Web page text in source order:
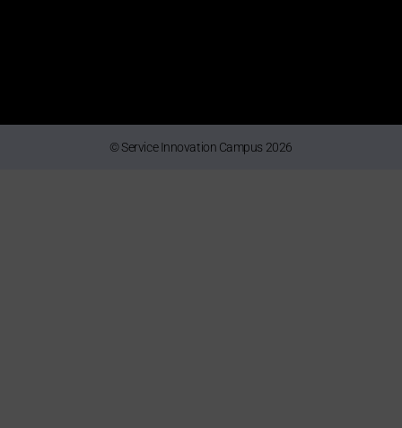
© Service Innovation Campus 2026